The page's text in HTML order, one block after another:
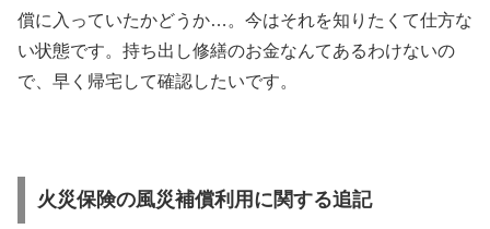
償に入っていたかどうか…。今はそれを知りたくて仕方な
い状態です。持ち出し修繕のお金なんてあるわけないの
で、早く帰宅して確認したいです。
火災保険の風災補償利用に関する追記